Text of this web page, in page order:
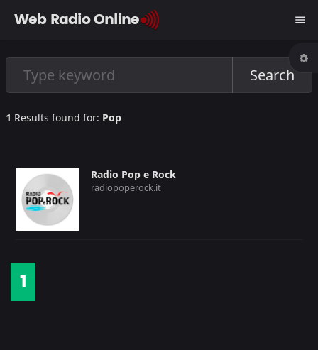
Web Radio Online menu
Search
1 Results found for: Pop
Radio Pop e Rock
radiopoperock.it
1